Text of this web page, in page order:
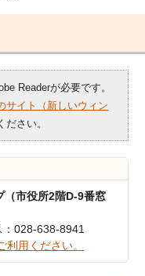
Readerが必要です。
サイト（新しいウィン
さい。
（市役所2階D-9番窓
028-638-8941
利用ください。